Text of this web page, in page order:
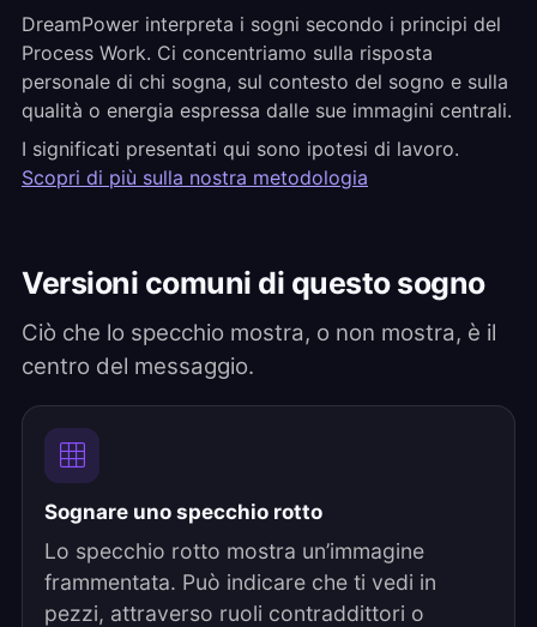
DreamPower interpreta i sogni secondo i principi del
Process Work. Ci concentriamo sulla risposta
personale di chi sogna, sul contesto del sogno e sulla
qualità o energia espressa dalle sue immagini centrali.
I significati presentati qui sono ipotesi di lavoro.
Scopri di più sulla nostra metodologia
Versioni comuni di questo sogno
Ciò che lo specchio mostra, o non mostra, è il
centro del messaggio.
Sognare uno specchio rotto
Lo specchio rotto mostra un’immagine
frammentata. Può indicare che ti vedi in
pezzi, attraverso ruoli contraddittori o